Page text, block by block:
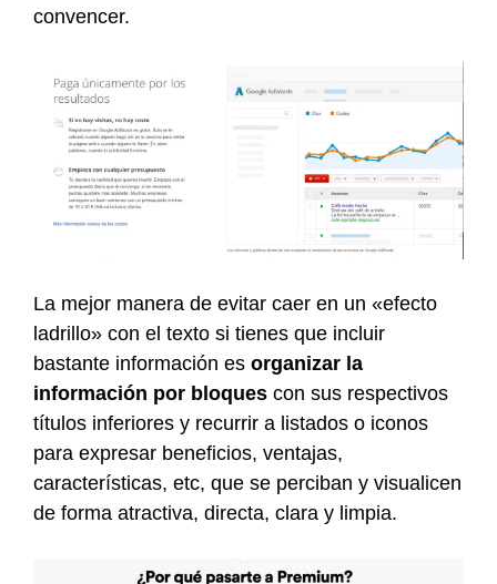
convencer.
La mejor manera de evitar caer en un «efecto
ladrillo» con el texto si tienes que incluir
bastante información es organizar la
información por bloques con sus respectivos
títulos inferiores y recurrir a listados o iconos
para expresar beneficios, ventajas,
características, etc, que se perciban y visualicen
de forma atractiva, directa, clara y limpia.